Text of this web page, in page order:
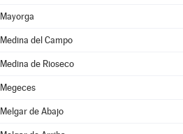
Mayorga
Medina del Campo
Medina de Rioseco
Megeces
Melgar de Abajo